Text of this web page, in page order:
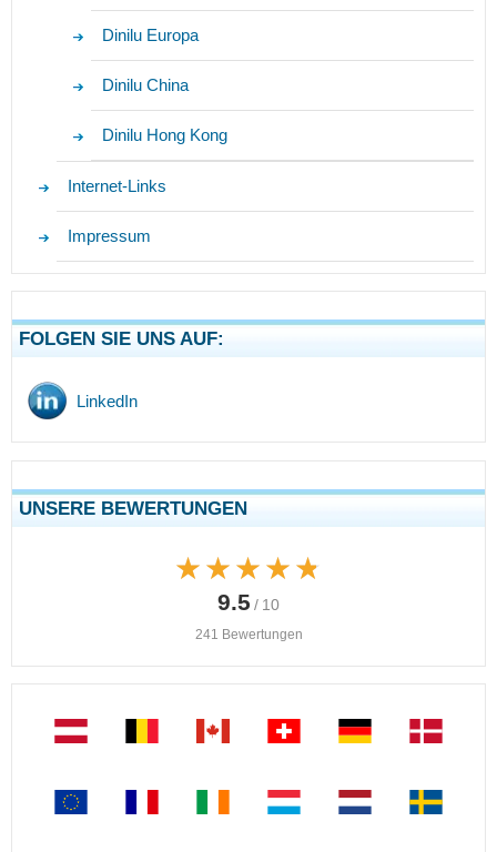
Dinilu Europa
Dinilu China
Dinilu Hong Kong
Internet-Links
Impressum
FOLGEN SIE UNS AUF:
LinkedIn
UNSERE BEWERTUNGEN
★★★★★
★★★★★
9.5 / 10
241 Bewertungen